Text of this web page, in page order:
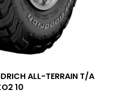
ALL-TERRAIN T/A
10